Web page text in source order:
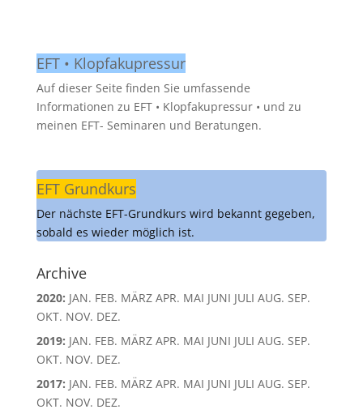
EFT • Klopfakupressur
Auf dieser Seite finden Sie umfassende
Informationen zu EFT • Klopfakupressur • und zu
meinen EFT- Seminaren und Beratungen.
EFT Grundkurs
Der nächste EFT-Grundkurs wird bekannt gegeben,
sobald es wieder möglich ist.
Archive
2020: JAN. FEB. MÄRZ APR. MAI JUNI JULI AUG. SEP.
OKT. NOV. DEZ.
2019: JAN. FEB. MÄRZ APR. MAI JUNI JULI AUG. SEP.
OKT. NOV. DEZ.
2017: JAN. FEB. MÄRZ APR. MAI JUNI JULI AUG. SEP.
OKT. NOV. DEZ.